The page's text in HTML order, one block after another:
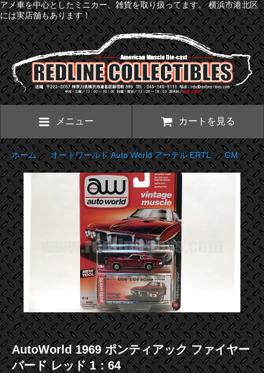
アメ車を中心としたミニカー、雑貨を取り扱ってます。 横浜市港北区
には実店舗もあります！
メニュー カートを見る
ホーム>オートワールド Auto World アーテル ERTL>GM
AutoWorld 1969 ポンティアック ファイヤー
バード レッド 1：64